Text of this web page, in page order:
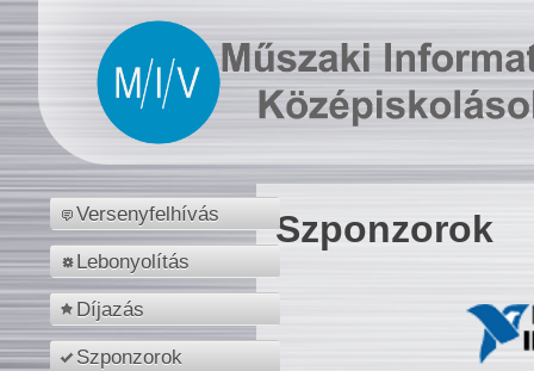
Versenyfelhívás
Lebonyolítás
Díjazás
Szponzorok
Szponzorok